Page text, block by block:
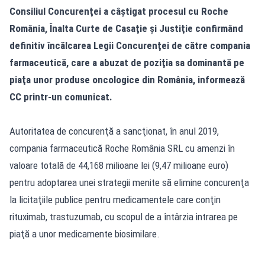
Consiliul Concurenţei a câştigat procesul cu Roche
România, Înalta Curte de Casaţie şi Justiţie confirmând
definitiv încălcarea Legii Concurenţei de către compania
farmaceutică, care a abuzat de poziţia sa dominantă pe
piaţa unor produse oncologice din România, informează
CC printr-un comunicat.
Autoritatea de concurenţă a sancţionat, în anul 2019,
compania farmaceutică Roche România SRL cu amenzi în
valoare totală de 44,168 milioane lei (9,47 milioane euro)
pentru adoptarea unei strategii menite să elimine concurenţa
la licitaţiile publice pentru medicamentele care conţin
rituximab, trastuzumab, cu scopul de a întârzia intrarea pe
piaţă a unor medicamente biosimilare.